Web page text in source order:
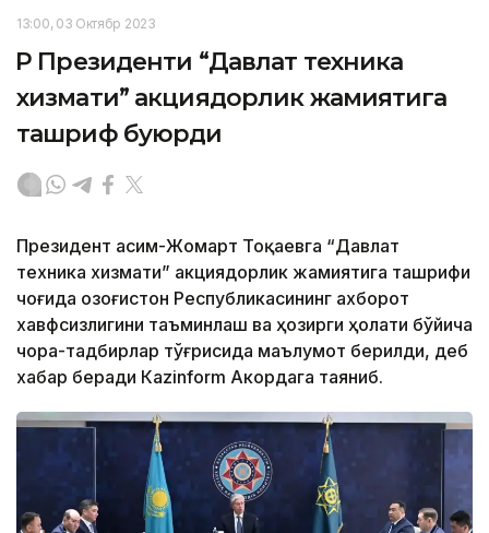
13:00, 03 Октябр 2023
ҚР Президенти “Давлат техника
хизмати” акциядорлик жамиятига
ташриф буюрди
Президент Қасим-Жомарт Тоқаевга “Давлат
техника хизмати” акциядорлик жамиятига ташрифи
чоғида Қозоғистон Республикасининг ахборот
хавфсизлигини таъминлаш ва ҳозирги ҳолати бўйича
чора-тадбирлар тўғрисида маълумот берилди, деб
хабар беради Каzinform Акордага таяниб.